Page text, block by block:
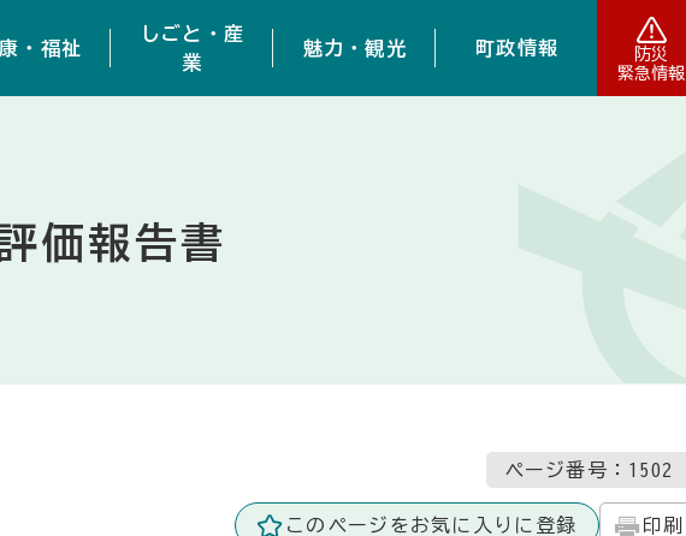
・福祉
しごと・産
業
魅力・観光 町政情報
防災
緊急情報
価報告書
ページ番号：1502
このページをお気に入りに登録 印刷